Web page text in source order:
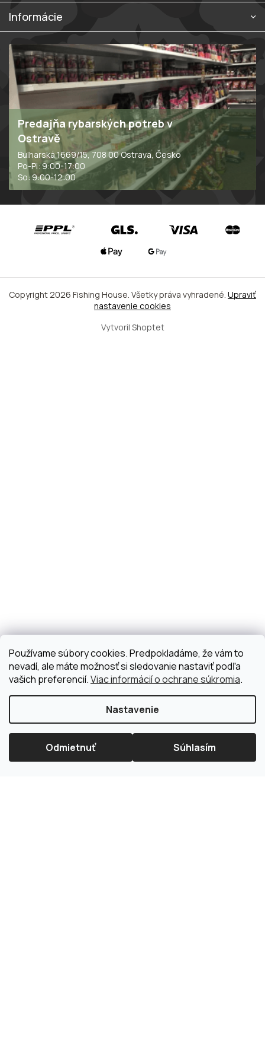
Používame súbory cookies. Predpokladáme, že vám to
nevadí, ale máte možnosť si sledovanie nastaviť podľa
vašich preferencií.Viac informácií o ochrane súkromia.
Nastavenie
Odmietnuť Súhlasím
s
Informácie
Predajňa rybarských potreb v
Ostravě
Bulharská 1669/15, 708 00 Ostrava, Česko
Po-Pi: 9:00-17:00
So: 9:00-12:00
Vytvoril Shoptet
Copyright 2026 Fishing House . Všetky práva vyhradené. Upraviť
nastavenie cookies